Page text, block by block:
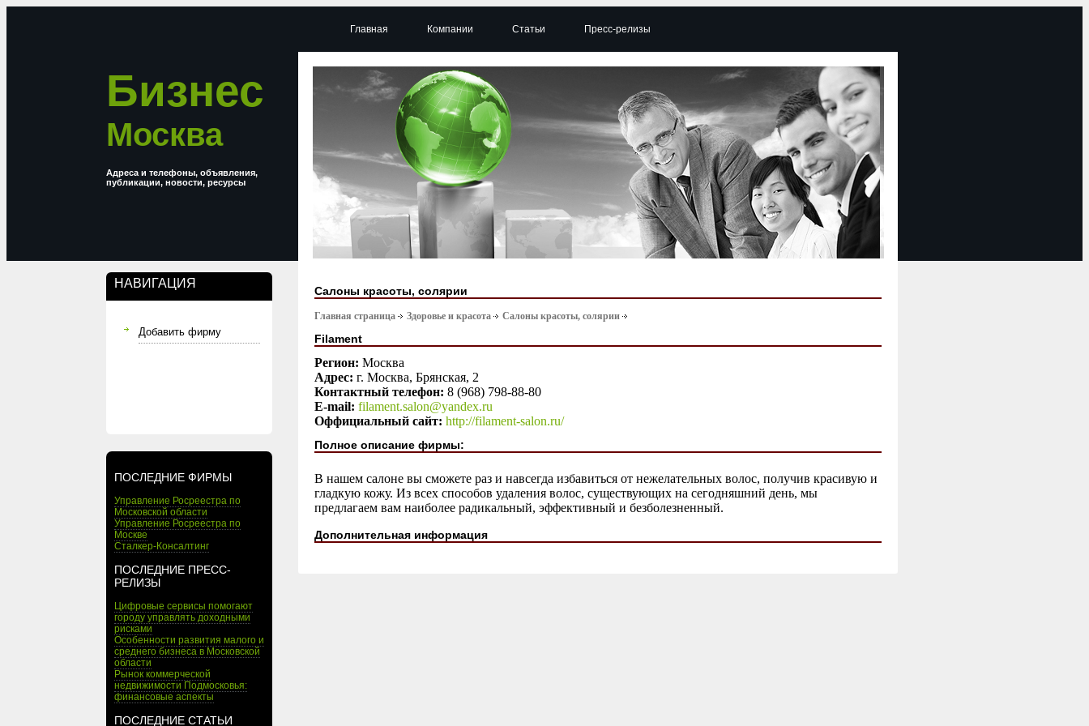
Бизнес
Москва
Адреса и телефоны, объявления,
публикации, новости, ресурсы
НАВИГАЦИЯ
Добавить фирму
ПОСЛЕДНИЕ ФИРМЫ
Управление Росреестра по
Московской области
Управление Росреестра по
Москве
Сталкер-Консалтинг
ПОСЛЕДНИЕ ПРЕСС-
РЕЛИЗЫ
Цифровые сервисы помогают
городу управлять доходными
рисками
Особенности развития малого и
среднего бизнеса в Московской
области
Рынок коммерческой
недвижимости Подмосковья:
финансовые аспекты
ПОСЛЕДНИЕ СТАТЬИ
Главная Компании Статьи Пресс-релизы
Салоны красоты, солярии
Главная страница Здоровье и красота Салоны красоты, солярии
Filament
Регион: Москва
Адрес: г. Москва, Брянская, 2
Контактный телефон: 8 (968) 798-88-80
E-mail: filament.salon@yandex.ru
Оффициальный сайт: http://filament-salon.ru/
Полное описание фирмы:
В нашем салоне вы сможете раз и навсегда избавиться от нежелательных волос, получив красивую и
гладкую кожу. Из всех способов удаления волос, существующих на сегодняшний день, мы
предлагаем вам наиболее радикальный, эффективный и безболезненный.
Дополнительная информация